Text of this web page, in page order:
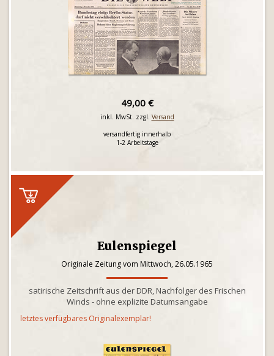
49,00 €
inkl. MwSt. zzgl. Versand
versandfertig innerhalb
1-2 Arbeitstage
Eulenspiegel
Originale Zeitung vom Mittwoch, 26.05.1965
satirische Zeitschrift aus der DDR, Nachfolger des Frischen
Winds - ohne explizite Datumsangabe
letztes verfügbares Originalexemplar!